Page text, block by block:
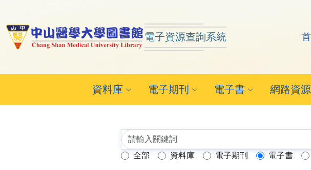
中山醫學大學圖書館 ReSearch
電子資源查詢系統
資料庫 電子期刊 電子書 網路資源
查詢模式：
全部 資料庫 電子期刊 電子書